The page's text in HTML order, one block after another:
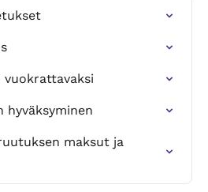
hyväksyminen
maksut ja